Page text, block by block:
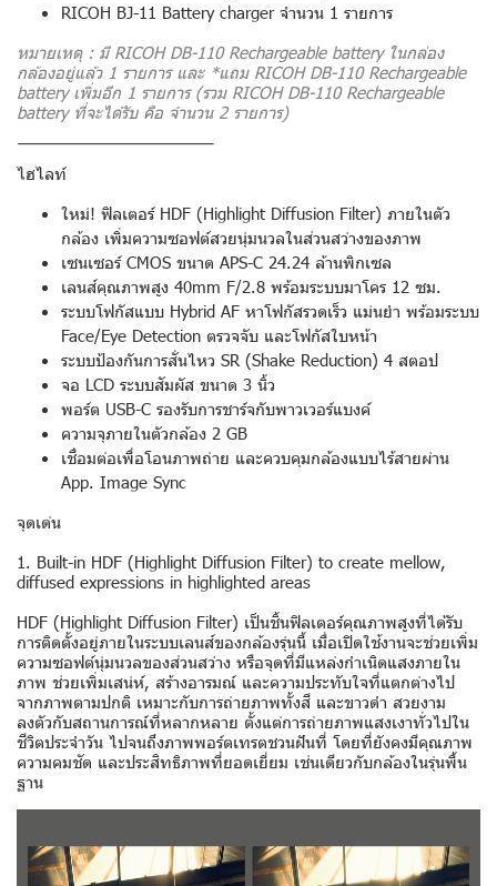
RICOH BJ-11 Battery charger จำนวน 1 รายการ
หมายเหตุ : มี RICOH DB-110 Rechargeable battery ในกล่อง
กล้องอยู่แล้ว 1 รายการ และ *แถม RICOH DB-110 Rechargeable
battery เพิ่มอีก 1 รายการ (รวม RICOH DB-110 Rechargeable
battery ที่จะได้รับ คือ จำนวน 2 รายการ)
ไฮไลท์
ใหม่! ฟิลเตอร์ HDF (Highlight Diffusion Filter) ภายในตัว
กล้อง เพิ่มความซอฟต์สวยนุ่มนวลในส่วนสว่างของภาพ
เซนเซอร์ CMOS ขนาด APS-C 24.24 ล้านพิกเซล
เลนส์คุณภาพสูง 40mm F/2.8 พร้อมระบบมาโคร 12 ซม.
ระบบโฟกัสแบบ Hybrid AF หาโฟกัสรวดเร็ว แม่นยำ พร้อมระบบ
Face/Eye Detection ตรวจจับ และโฟกัสใบหน้า
ระบบป้องกันการสั่นไหว SR (Shake Reduction) 4 สตอป
จอ LCD ระบบสัมผัส ขนาด 3 นิ้ว
พอร์ต USB-C รองรับการชาร์จกับพาวเวอร์แบงค์
ความจุภายในตัวกล้อง 2 GB
เชื่อมต่อเพื่อโอนภาพถ่าย และควบคุมกล้องแบบไร้สายผ่าน
App. Image Sync
จุดเด่น
1. Built-in HDF (Highlight Diffusion Filter) to create mellow,
diffused expressions in highlighted areas
HDF (Highlight Diffusion Filter) เป็นชิ้นฟิลเตอร์คุณภาพสูงที่ได้รับ
การติดตั้งอยู่ภายในระบบเลนส์ของกล้องรุ่นนี้ เมื่อเปิดใช้งานจะช่วยเพิ่ม
ความซอฟต์นุ่มนวลของส่วนสว่าง หรือจุดที่มีแหล่งกำเนิดแสงภายใน
ภาพ ช่วยเพิ่มเสน่ห์, สร้างอารมณ์ และความประทับใจที่แตกต่างไป
จากภาพตามปกติ เหมาะกับการถ่ายภาพทั้งสี และขาวดำ สวยงาม
ลงตัวกับสถานการณ์ที่หลากหลาย ตั้งแต่การถ่ายภาพแสงเงาทั่วไปใน
ชีวิตประจำวัน ไปจนถึงภาพพอร์ตเทรตชวนฝันที่ โดยที่ยังคงมีคุณภาพ
ความคมชัด และประสิทธิภาพที่ยอดเยี่ยม เช่นเดียวกับกล้องในรุ่นพื้น
ฐาน